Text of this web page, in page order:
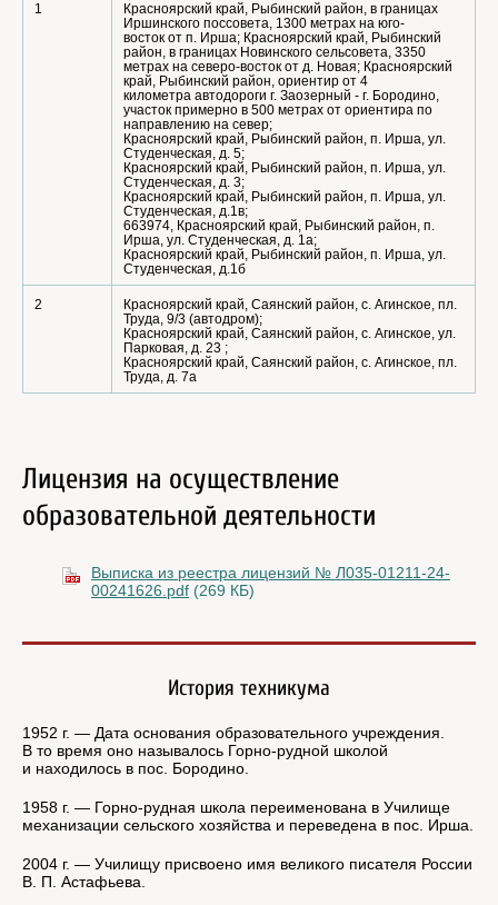
1
Красноярский край, Рыбинский район, в границах
Иршинского поссовета, 1300 метрах на юго-
восток от п. Ирша; Красноярский край, Рыбинский
район, в границах Новинского сельсовета, 3350
метрах на северо-восток от д. Новая; Красноярский
край, Рыбинский район, ориентир от 4
километра автодороги г. Заозерный - г. Бородино,
участок примерно в 500 метрах от ориентира по
направлению на север;
Красноярский край, Рыбинский район, п. Ирша, ул.
Студенческая, д. 5;
Красноярский край, Рыбинский район, п. Ирша, ул.
Студенческая, д. 3;
Красноярский край, Рыбинский район, п. Ирша, ул.
Студенческая, д.1в;
663974, Красноярский край, Рыбинский район, п.
Ирша, ул. Студенческая, д. 1а;
Красноярский край, Рыбинский район, п. Ирша, ул.
Студенческая, д.1б
2
Красноярский край, Саянский район, с. Агинское, пл.
Труда, 9/3 (автодром);
Красноярский край, Саянский район, с. Агинское, ул.
Парковая, д. 23 ;
Красноярский край, Саянский район, с. Агинское, пл.
Труда, д. 7а
Лицензия на осуществление
образовательной деятельности
Выписка из реестра лицензий № Л035-01211-24-
00241626.pdf (269 КБ)
История техникума
1952 г. — Дата основания образовательного учреждения.
В то время оно называлось Горно-рудной школой
и находилось в пос. Бородино.
1958 г. — Горно-рудная школа переименована в Училище
механизации сельского хозяйства и переведена в пос. Ирша.
2004 г. — Училищу присвоено имя великого писателя России
В. П. Астафьева.